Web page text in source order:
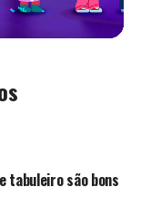
tabuleiro são bons